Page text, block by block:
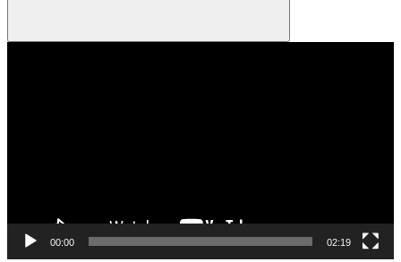
Suchen
00:00 02:19